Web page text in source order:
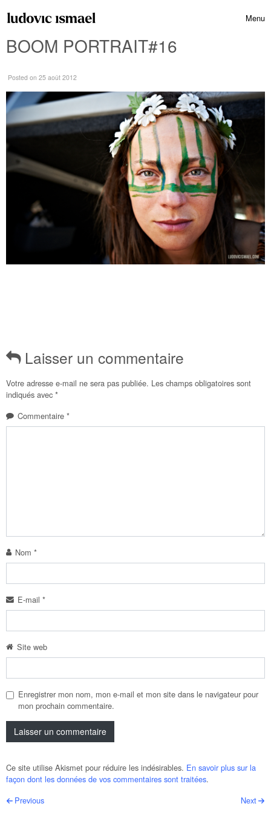
Menu
BOOM PORTRAIT#16
Posted on 25 août 2012
Laisser un commentaire
Votre adresse e-mail ne sera pas publiée. Les champs obligatoires sont
indiqués avec *
Commentaire *
Nom *
E-mail *
Site web
Enregistrer mon nom, mon e-mail et mon site dans le navigateur pour
mon prochain commentaire.
Ce site utilise Akismet pour réduire les indésirables. En savoir plus sur la
façon dont les données de vos commentaires sont traitées.
Post navigation
Previous Next